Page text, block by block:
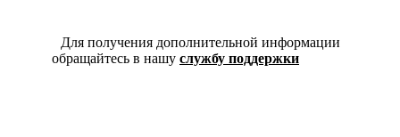
Для получения дополнительной информации
обращайтесь в нашу службу поддержки